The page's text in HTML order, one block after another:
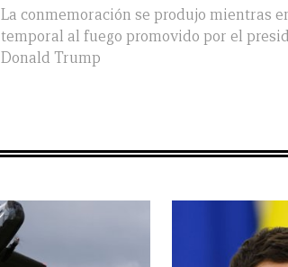
La conmemoración se produjo mientras
temporal al fuego promovido por el
Donald Trump